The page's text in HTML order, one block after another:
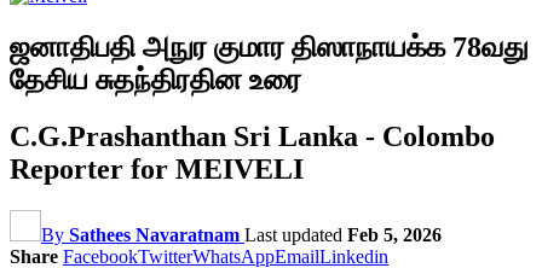
ஜனாதிபதி அநுர குமார திஸாநாயக்க 78வது
தேசிய சுதந்திரதின உரை
C.G.Prashanthan Sri Lanka - Colombo
Reporter for MEIVELI
By Sathees Navaratnam Last updated Feb 5, 2026
Share FacebookTwitterWhatsAppEmailLinkedin